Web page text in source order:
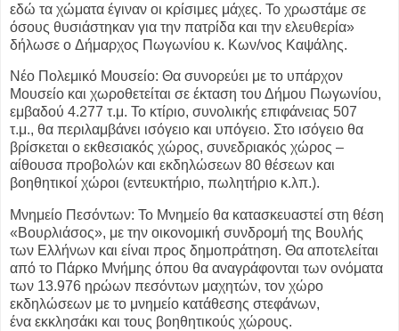
εδώ τα χώματα έγιναν οι κρίσιμες μάχες. Το χρωστάμε σε
όσους θυσιάστηκαν για την πατρίδα και την ελευθερία»
δήλωσε ο Δήμαρχος Πωγωνίου κ. Κων/νος Καψάλης.
Νέο Πολεμικό Μουσείο: Θα συνορεύει με το υπάρχον
Μουσείο και χωροθετείται σε έκταση του Δήμου Πωγωνίου,
εμβαδού 4.277 τ.μ. Το κτίριο, συνολικής επιφάνειας 507
τ.μ., θα περιλαμβάνει ισόγειο και υπόγειο. Στο ισόγειο θα
βρίσκεται ο εκθεσιακός χώρος, συνεδριακός χώρος –
αίθουσα προβολών και εκδηλώσεων 80 θέσεων και
βοηθητικοί χώροι (εντευκτήριο, πωλητήριο κ.λπ.).
Μνημείο Πεσόντων: Το Μνημείο θα κατασκευαστεί στη θέση
«Βουρλιάσος», με την οικονομική συνδρομή της Βουλής
των Ελλήνων και είναι προς δημοπράτηση. Θα αποτελείται
από το Πάρκο Μνήμης όπου θα αναγράφονται των ονόματα
των 13.976 ηρώων πεσόντων μαχητών, τον χώρο
εκδηλώσεων με το μνημείο κατάθεσης στεφάνων,
ένα εκκλησάκι και τους βοηθητικούς χώρους.